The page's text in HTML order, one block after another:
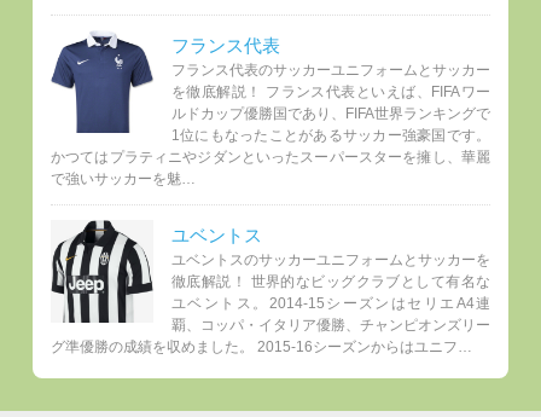
フランス代表
フランス代表のサッカーユニフォームとサッカー
を徹底解説！ フランス代表といえば、FIFAワー
ルドカップ優勝国であり、FIFA世界ランキングで
1位にもなったことがあるサッカー強豪国です。
かつてはプラティニやジダンといったスーパースターを擁し、華麗
で強いサッカーを魅…
ユベントス
ユベントスのサッカーユニフォームとサッカーを
徹底解説！ 世界的なビッグクラブとして有名な
ユベントス。2014-15シーズンはセリエA4連
覇、コッパ・イタリア優勝、チャンピオンズリー
グ準優勝の成績を収めました。 2015-16シーズンからはユニフ…